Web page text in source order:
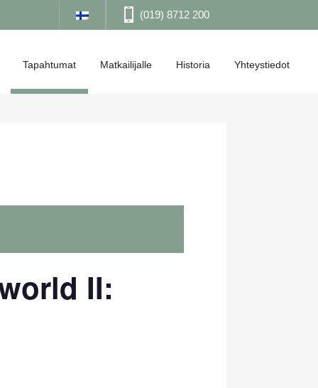
(019) 8712 200
Tapahtumat Matkailijalle Historia Yhteystiedot
II: